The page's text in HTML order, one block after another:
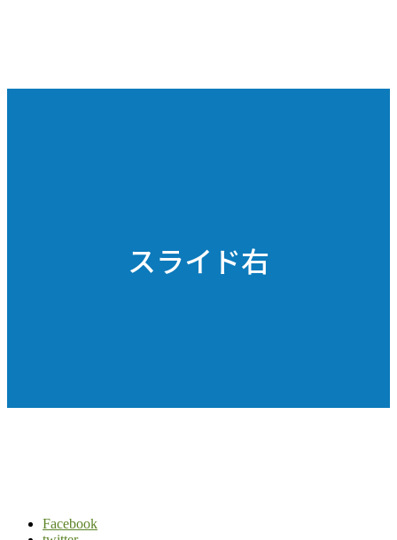
スライド右
Facebook